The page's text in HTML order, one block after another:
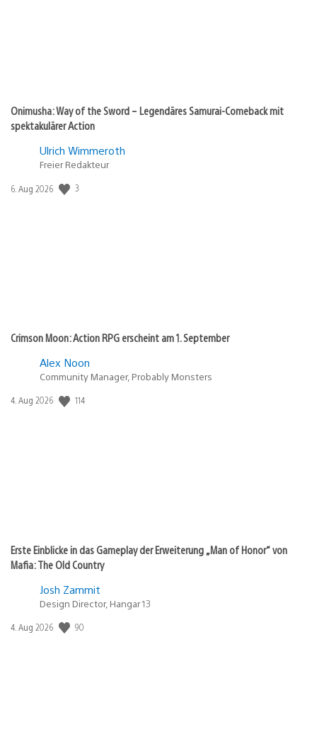
Onimusha: Way of the Sword – Legendäres Samurai-Comeback mit
spektakulärer Action
Ulrich Wimmeroth
Freier Redakteur
Veröffentlichungsdatum:
6. Aug 2026 3
Crimson Moon: Action RPG erscheint am 1. September
Alex Noon
Community Manager, Probably Monsters
Veröffentlichungsdatum:
4. Aug 2026 114
Erste Einblicke in das Gameplay der Erweiterung „Man of Honor“ von
Mafia: The Old Country
Josh Zammit
Design Director, Hangar 13
Veröffentlichungsdatum:
4. Aug 2026 90